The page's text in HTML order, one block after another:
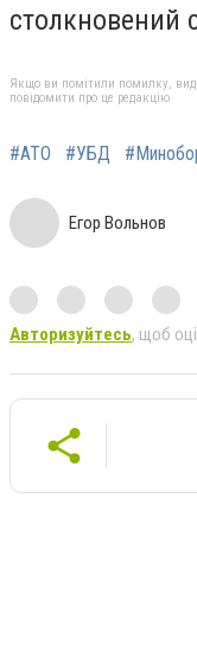
столкновений
Якщо ви помітили помилку,
повідомити про це редакцію
#АТО #УБД
Егор Вольнов
Авторизуйтесь, щоб